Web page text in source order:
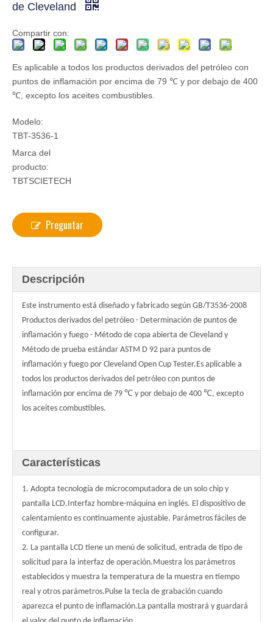
de Cleveland
Compartir con:
Es aplicable a todos los productos derivados del petróleo con
puntos de inflamación por encima de 79 ℃ y por debajo de 400
℃, excepto los aceites combustibles.
Modelo:
TBT-3536-1
Marca del
producto:
TBTSCIETECH
Preguntar
Descripción
Este instrumento está diseñado y fabricado según GB/T3536-2008
Productos derivados del petróleo - Determinación de puntos de
inflamación y fuego - Método de copa abierta de Cleveland y
Método de prueba estándar ASTM D 92 para puntos de
inflamación y fuego por Cleveland Open Cup Tester.Es aplicable a
todos los productos derivados del petróleo con puntos de
inflamación por encima de 79 ℃ y por debajo de 400 ℃, excepto
los aceites combustibles.
Características
1. Adopta tecnología de microcomputadora de un solo chip y
pantalla LCD.Interfaz hombre-máquina en inglés. El dispositivo de
calentamiento es continuamente ajustable. Parámetros fáciles de
configurar.
2. La pantalla LCD tiene un menú de solicitud, entrada de tipo de
solicitud para la interfaz de operación.Muestra los parámetros
establecidos y muestra la temperatura de la muestra en tiempo
real y otros parámetros.Pulse la tecla de grabación cuando
aparezca el punto de inflamación.La pantalla mostrará y guardará